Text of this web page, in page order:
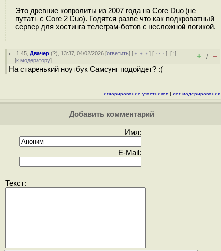
Это древние копролиты из 2007 года на Core Duo (не
путать с Core 2 Duo). Годятся разве что как подкроватный
сервер для хостинга телеграм-ботов с несложной логикой.
1.45 ,Двачер (?), 13:37, 04/02/2026 [ответить] [ ﹢﹢﹢] [ · · ·][↑]
[к модератору] + / –
На старенький ноутбук Самсунг подойдет? :(
игнорирование участников | лог модерирования
Добавить комментарий
Имя:
E-Mail:
Текст: